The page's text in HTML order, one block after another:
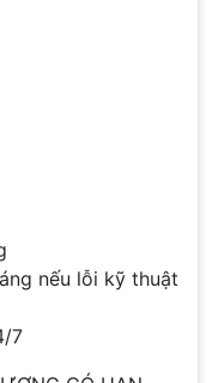
nếu lỗi kỹ thuật
7